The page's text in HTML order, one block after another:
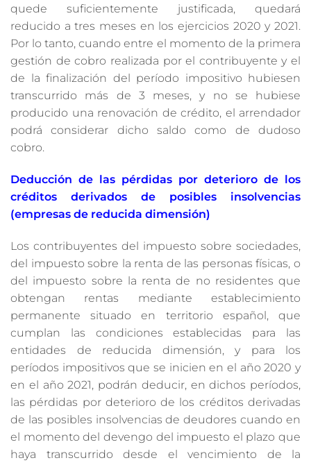
quede suficientemente justificada, quedará
reducido a tres meses en los ejercicios 2020 y 2021.
Por lo tanto, cuando entre el momento de la primera
gestión de cobro realizada por el contribuyente y el
de la finalización del período impositivo hubiesen
transcurrido más de 3 meses, y no se hubiese
producido una renovación de crédito, el arrendador
podrá considerar dicho saldo como de dudoso
cobro.
Deducción de las pérdidas por deterioro de los
créditos derivados de posibles insolvencias
(empresas de reducida dimensión)
Los contribuyentes del impuesto sobre sociedades,
del impuesto sobre la renta de las personas físicas, o
del impuesto sobre la renta de no residentes que
obtengan rentas mediante establecimiento
permanente situado en territorio español, que
cumplan las condiciones establecidas para las
entidades de reducida dimensión, y para los
períodos impositivos que se inicien en el año 2020 y
en el año 2021, podrán deducir, en dichos períodos,
las pérdidas por deterioro de los créditos derivadas
de las posibles insolvencias de deudores cuando en
el momento del devengo del impuesto el plazo que
haya transcurrido desde el vencimiento de la